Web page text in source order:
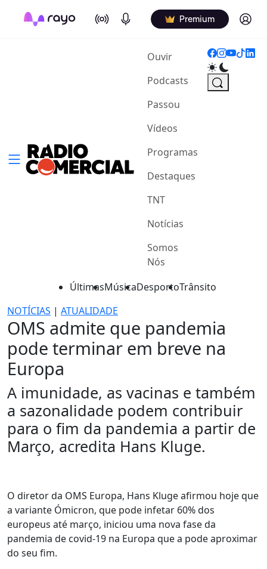
On Air Podcasts Premium Log in
Ouvir(current)
Podcasts
Passou
Vídeos
Programas
Destaques
TNT
Notícias
Somos
Nós
ÚltimasMúsicaDesportoTrânsito
NOTÍCIAS | ATUALIDADE
OMS admite que pandemia
pode terminar em breve na
Europa
A imunidade, as vacinas e também
a sazonalidade podem contribuir
para o fim da pandemia a partir de
Março, acredita Hans Kluge.
O diretor da OMS Europa, Hans Kluge afirmou hoje que
a variante Ómicron, que pode infetar 60% dos
europeus até março, iniciou uma nova fase da
pandemia de covid-19 na Europa que a pode aproximar
do seu fim.